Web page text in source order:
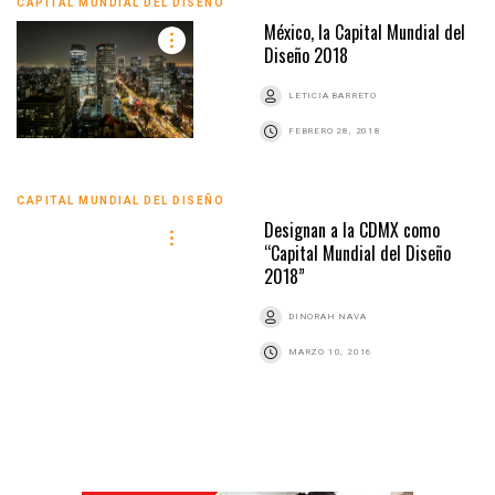
México, la Capital Mundial del
Diseño 2018
LETICIA BARRETO
FEBRERO 28, 2018
CAPITAL MUNDIAL DEL DISEÑO
Designan a la CDMX como
“Capital Mundial del Diseño
2018”
DINORAH NAVA
MARZO 10, 2016